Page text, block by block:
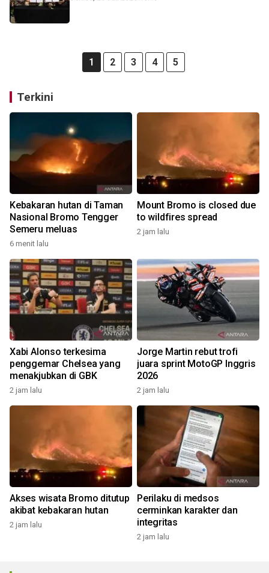
1 2 3 4 5
Terkini
Kebakaran hutan di Taman
Nasional Bromo Tengger
Semeru meluas
6 menit lalu
Mount Bromo is closed due
to wildfires spread
2 jam lalu
Xabi Alonso terkesima
penggemar Chelsea yang
menakjubkan di GBK
2 jam lalu
Jorge Martin rebut trofi
juara sprint MotoGP Inggris
2026
2 jam lalu
Akses wisata Bromo ditutup
akibat kebakaran hutan
2 jam lalu
Perilaku di medsos
cerminkan karakter dan
integritas
2 jam lalu